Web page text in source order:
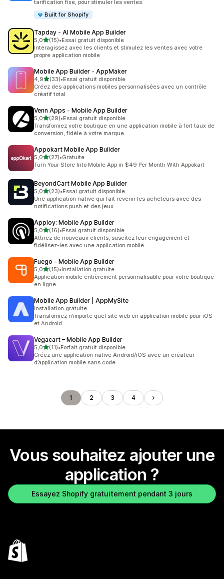
tarification fixe, pour stimuler les ventes.
Built for Shopify
Tapday ‑ AI Mobile App Builder
5,0étoile(s) sur 5
(15)
15 avis au total
•Essai gratuit disponible
Interagissez avec les clients et stimulez les ventes avec votre
propre application mobile
Mobile App Builder ‑ AppMaker
4,9étoile(s) sur 5
(33)
33 avis au total
•Essai gratuit disponible
Créez des applications mobiles personnalisées avec un contrôle
créatif total
Venn Apps ‑ Mobile App Builder
5,0étoile(s) sur 5
(29)
29 avis au total
•Essai gratuit disponible
Transformez votre boutique en une application mobile à fort taux de
conversion, fidèle à votre marque.
Appokart Mobile App Builder
5,0étoile(s) sur 5
(27)
27 avis au total
•Gratuite
Turn Your Store Into Mobile App in $49 Per Month With Appokart
BeyondCart Mobile App Builder
5,0étoile(s) sur 5
(23)
23 avis au total
•Essai gratuit disponible
Une application native qui fait revenir les acheteurs avec des
notifications push et des jeux
Apploy: Mobile App Builder
5,0étoile(s) sur 5
(16)
16 avis au total
•Essai gratuit disponible
Attirez de nouveaux clients, suscitez leur engagement et
fidélisez-les avec une application mobile
Fuego ‑ Mobile App Builder
5,0étoile(s) sur 5
(15)
15 avis au total
•Installation gratuite
Application mobile entièrement personnalisable pour votre boutique
en ligne.
Mobile App Builder | AppMySite
Installation gratuite
Transformez n’importe quel site web en application mobile pour iOS
et Android.
Vegacart – Mobile App Builder
5,0étoile(s) sur 5
(11)
11 avis au total
•Forfait gratuit disponible
Créez une application native Android/iOS avec un créateur
d’application mobile sans code
1 2 3 4
Vous souhaitez ajouter une
application ?
Essayez Shopify gratuitement pendant 3 jours